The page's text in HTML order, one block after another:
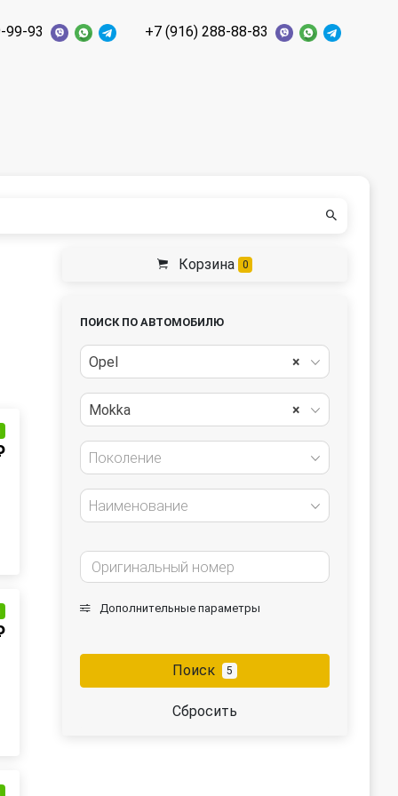
99-93 +7 (916) 288-88-83
Корзина 0
ПОИСК ПО АВТОМОБИЛЮ
×
Opel
×
Mokka
Поколение
Наименование
Дополнительные параметры
Поиск 5
Сбросить